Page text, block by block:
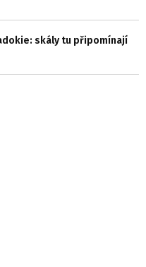
skály tu připomínají